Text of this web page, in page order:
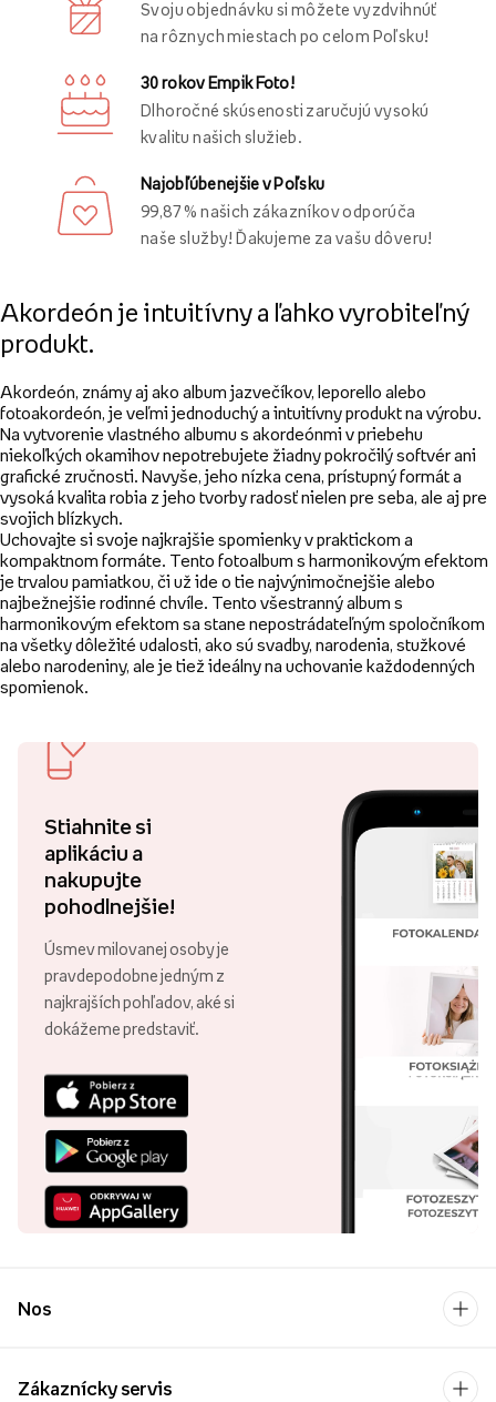
Svoju objednávku si môžete vyzdvihnúť
na rôznych miestach po celom Poľsku!
30 rokov Empik Foto!
Dlhoročné skúsenosti zaručujú vysokú
kvalitu našich služieb.
Najobľúbenejšie v Poľsku
99,87 % našich zákazníkov odporúča
naše služby! Ďakujeme za vašu dôveru!
Akordeón je intuitívny a ľahko vyrobiteľný
produkt.
Akordeón, známy aj ako album jazvečíkov, leporello alebo
fotoakordeón, je veľmi jednoduchý a intuitívny produkt na výrobu.
Na vytvorenie vlastného albumu s akordeónmi v priebehu
niekoľkých okamihov nepotrebujete žiadny pokročilý softvér ani
grafické zručnosti. Navyše, jeho nízka cena, prístupný formát a
vysoká kvalita robia z jeho tvorby radosť nielen pre seba, ale aj pre
svojich blízkych.
Uchovajte si svoje najkrajšie spomienky v praktickom a
kompaktnom formáte. Tento fotoalbum s harmonikovým efektom
je trvalou pamiatkou, či už ide o tie najvýnimočnejšie alebo
najbežnejšie rodinné chvíle. Tento všestranný album s
harmonikovým efektom sa stane nepostrádateľným spoločníkom
na všetky dôležité udalosti, ako sú svadby, narodenia, stužkové
alebo narodeniny, ale je tiež ideálny na uchovanie každodenných
spomienok.
Stiahnite si
aplikáciu a
nakupujte
pohodlnejšie!
Úsmev milovanej osoby je
pravdepodobne jedným z
najkrajších pohľadov, aké si
dokážeme predstaviť.
Nos
Zákaznícky servis